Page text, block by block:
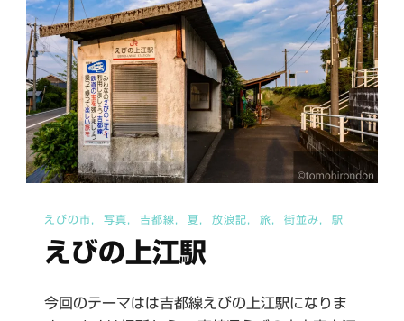
えびの市 写真 吉都線 夏 放浪記 旅 街並み 駅
えびの上江駅
今回のテーマはは吉都線えびの上江駅になりま